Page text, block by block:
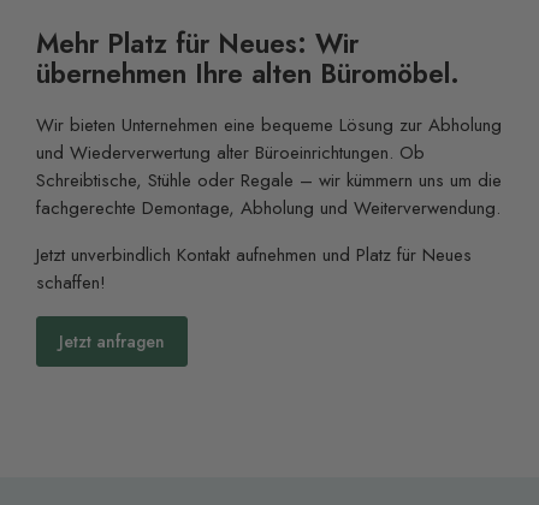
Mehr Platz für Neues: Wir
übernehmen Ihre alten Büromöbel.
Wir bieten Unternehmen eine bequeme Lösung zur Abholung
und Wiederverwertung alter Büroeinrichtungen. Ob
Schreibtische, Stühle oder Regale – wir kümmern uns um die
fachgerechte Demontage, Abholung und Weiterverwendung.
Jetzt unverbindlich Kontakt aufnehmen und Platz für Neues
schaffen!
Jetzt anfragen